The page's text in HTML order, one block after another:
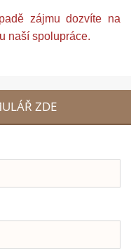
zájmu dozvíte na
naší spolupráce.
ZDE